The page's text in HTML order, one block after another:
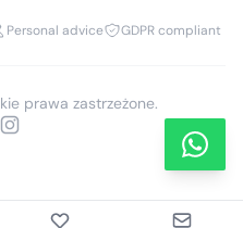
Personal advice GDPR compliant
prawa zastrzeżone.